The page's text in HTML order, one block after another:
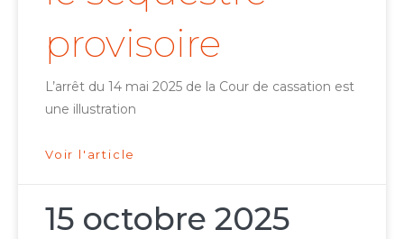
provisoire
L’arrêt du 14 mai 2025 de la Cour de cassation est
une illustration
Voir l'article
15 octobre 2025